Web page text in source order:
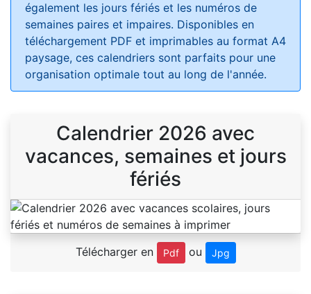
également les jours fériés et les numéros de
semaines paires et impaires. Disponibles en
téléchargement PDF et imprimables au format A4
paysage, ces calendriers sont parfaits pour une
organisation optimale tout au long de l'année.
Calendrier 2026 avec
vacances, semaines et jours
fériés
Télécharger en Pdf ou Jpg